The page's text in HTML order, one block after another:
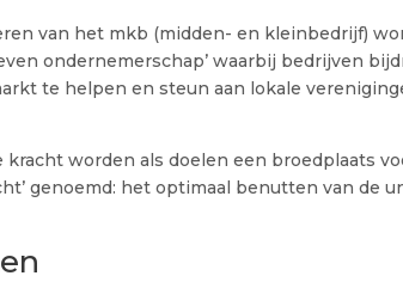
van het mkb (midden- en kleinbedrijf)
ondernemerschap’ waarbij bedrijven
te helpen en steun aan lokale
worden als doelen een broedplaats
genoemd: het optimaal benutten van de